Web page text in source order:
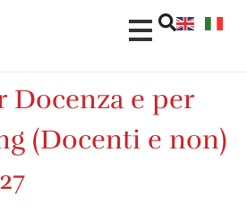
Docenza e per
(Docenti e non)